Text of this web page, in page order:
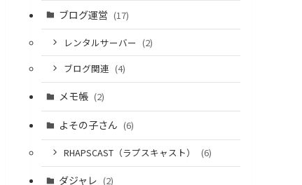
ブログ運営 (17)
レンタルサーバー (2)
ブログ関連 (4)
メモ帳 (2)
よその子さん (6)
RHAPSCAST（ラプスキャスト） (6)
ダジャレ (2)